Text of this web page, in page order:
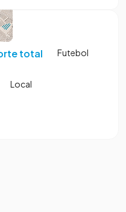
total Futebol
Local